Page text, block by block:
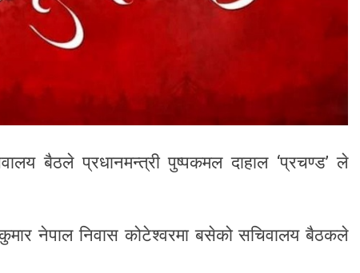
बैठले प्रधानमन्त्री पुष्पकमल दाहाल ‘प्रचण्ड’ ले
नेपाल निवास कोटेश्वरमा बसेको सचिवालय बैठकले